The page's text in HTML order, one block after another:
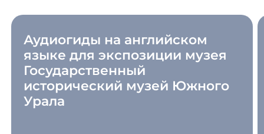
Аудиогиды на английском
языке для экспозиции музея
Государственный
исторический музей Южного
Урала